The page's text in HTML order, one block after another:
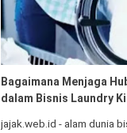
Bagaimana Menjaga
dalam Bisnis Laundry
jajak.web.id - alam dunia